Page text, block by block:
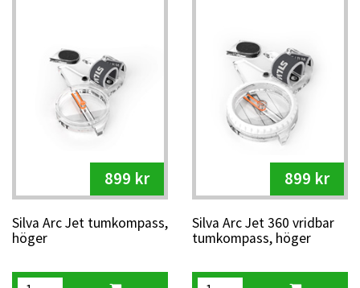
899 kr
Silva Arc Jet tumkompass,
höger
899 kr
Silva Arc Jet 360 vridbar
tumkompass, höger